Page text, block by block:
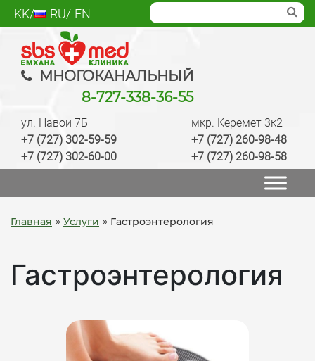
Skip
to
content
KK RU EN
SBS med
Многопрофильный медцентр Алматы,
лаборатория, анализы, диагностика, лечение,
качественно
ул. Навои 7Б
+7 (727) 302-59-59
+7 (727) 302-60-00
мкр. Керемет 3к2
+7 (727) 260-98-48
+7 (727) 260-98-58
МНОГОКАНАЛЬНЫЙ
8-727-338-36-55
Главная » Услуги » Гастроэнтерология
Гастроэнтерология